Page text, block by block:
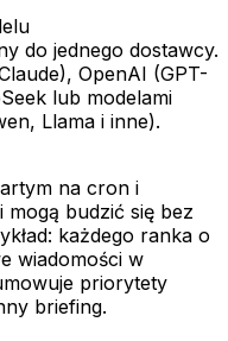
do jednego dostawcy.
OpenAI (GPT-
lub modelami
Llama i inne).
na cron i
budzić się bez
każdego ranka o
wiadomości w
priorytety
briefing.